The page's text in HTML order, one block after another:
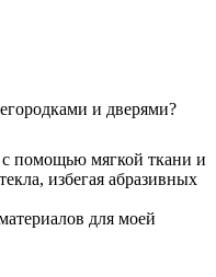
и дверями?
с помощью мягкой ткани и
избегая абразивных
для моей